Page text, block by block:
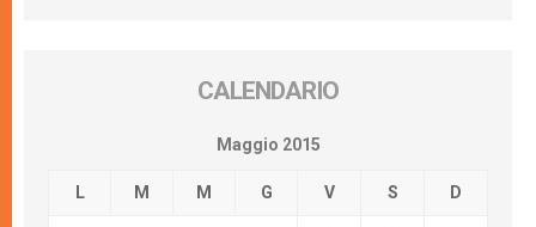
CALENDARIO
Maggio 2015
L M M G V S D